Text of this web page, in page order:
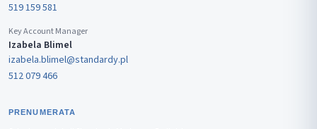
519 159 581
Key Account Manager
Izabela Blimel
izabela.blimel@standardy.pl
512 079 466
PRENUMERATA